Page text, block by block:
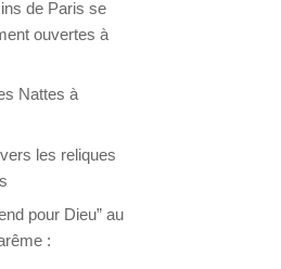
de Paris se
ouvertes à
Nattes à
les reliques
pour Dieu” au
: